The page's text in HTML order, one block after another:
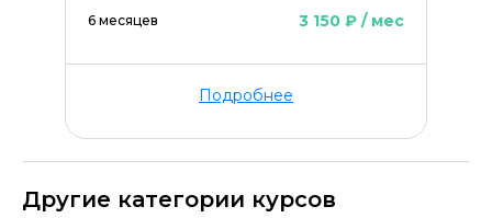
6 месяцев 3 150 ₽ / мес
Подробнее
Другие категории курсов